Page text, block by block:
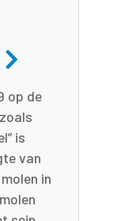
op de
is
van
in